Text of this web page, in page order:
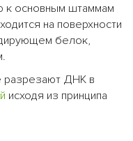
к основным штаммам
на поверхности
белок,
разрезают ДНК в
исходя из принципа